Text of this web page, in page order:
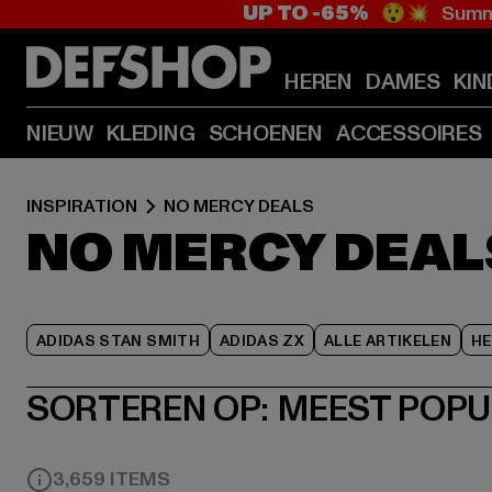
UP TO -65% 😲💥
HEREN DAMES
NIEUW KLEDING SCHOENEN ACCESSOIRES
INSPIRATION NO MERCY DEALS
NO MERCY
ADIDAS STAN SMITH ADIDAS ZX ALLE ARTIKELEN
SORTEREN OP: MEEST
3,659 ITEMS